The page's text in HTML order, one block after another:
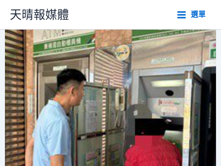
主
要
內
容
天晴報媒體 選單